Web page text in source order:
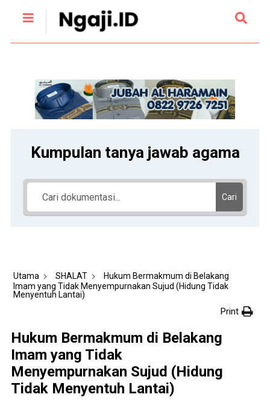
Kumpulan tanya jawab agama
Cari
Utama SHALAT
Hukum Bermakmum di Belakang
Imam yang Tidak Menyempurnakan Sujud (Hidung Tidak
Menyentuh Lantai)
Print
Hukum Bermakmum di Belakang
Imam yang Tidak
Menyempurnakan Sujud (Hidung
Tidak Menyentuh Lantai)